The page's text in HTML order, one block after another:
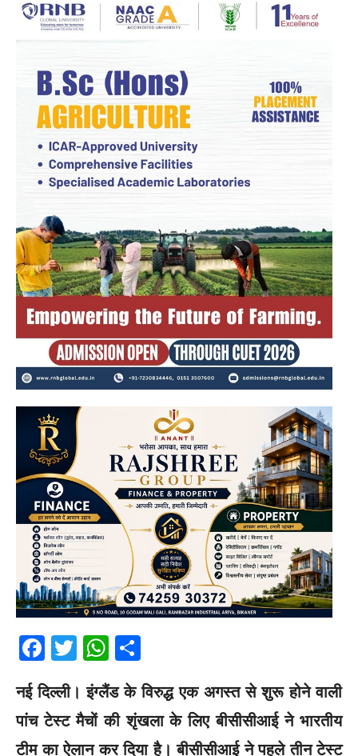
F
c
e
T
itt
er
W
at
s
ar
e
नई दिल्ली। इंग्लैंड के विरुद्ध एक अगस्त से शुरू होने वाली
पांच टेस्ट मैचों की शृंखला के लिए बीसीसीआई ने भारतीय
टीम का ऐलान कर दिया है। बीसीसीआई ने पहले तीन टेस्ट